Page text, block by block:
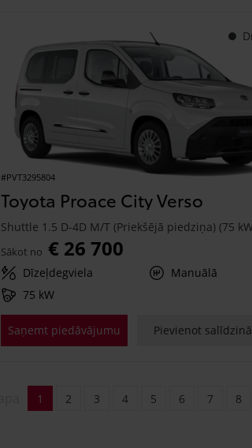
#PVT3295804
Toyota Proace City Verso
Shuttle 1.5 D-4D M/T (Priekšējā piedziņa) (75
Sākot no € 26 700
Dīzeļdegviela
Manuālā
75 kW
Saņemt piedāvājumu Pievienot
1 2 3 4 5 6 7 8